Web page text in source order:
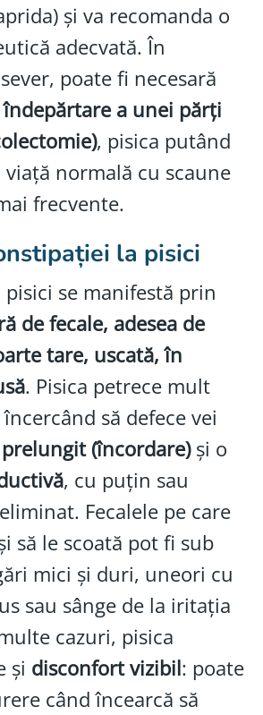
și va recomanda o
adecvată. În
poate fi necesară
a unei părți
, pisica putând
viață normală cu scaune
frecvente.
la pisici
se manifestă prin
de fecale, adesea de
tare, uscată, în
. Pisica petrece mult
să defece vei
(încordare)și o
, cu puțin sau
Fecalele pe care
să le scoată pot fi sub
mici și duri, uneori cu
sau sânge de la iritația
cazuri, pisica
și disconfort vizibil: poate
când încearcă să